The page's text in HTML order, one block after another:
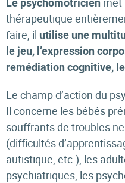
Le psychomotricien
thérapeutique
faire, il utilise une
le jeu, l’expression
remédiation cognitive,
Le champ d’action du
Il concerne les bébés
souffrants de troubles
(difficultés
autistique, etc.), les
psychiatriques, les